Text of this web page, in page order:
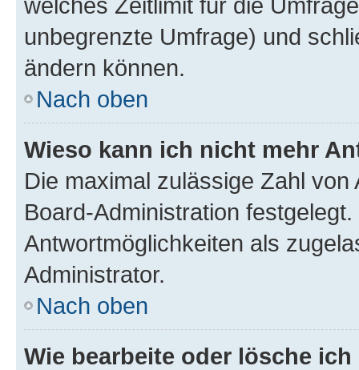
unbegrenzte Umfrage) und
ändern können.
Nach oben
Wieso kann ich nicht mehr
Die maximal zulässige Zahl
Board-Administration
Antwortmöglichkeiten als
Administrator.
Nach oben
Wie bearbeite oder lösche